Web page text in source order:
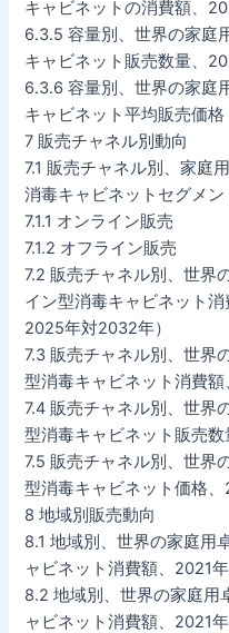
キャビネットの消費額、
6.3.5 容量別、世界の家庭
キャビネット販売数量、
6.3.6 容量別、世界の家庭
キャビネット平均販売価
7 販売チャネル別動向
7.1 販売チャネル別、家庭
消毒キャビネットセグメン
7.1.1 オンライン販売
7.1.2 オフライン販売
7.2 販売チャネル別、世界
イン型消毒キャビネット
2025年対2032年）
7.3 販売チャネル別、世界
型消毒キャビネット消費
7.4 販売チャネル別、世界
型消毒キャビネット販売
7.5 販売チャネル別、世界
型消毒キャビネット価格
8 地域別販売動向
8.1 地域別、世界の家庭用
ャビネット消費額、2021
8.2 地域別、世界の家庭用
ャビネット消費額、2021